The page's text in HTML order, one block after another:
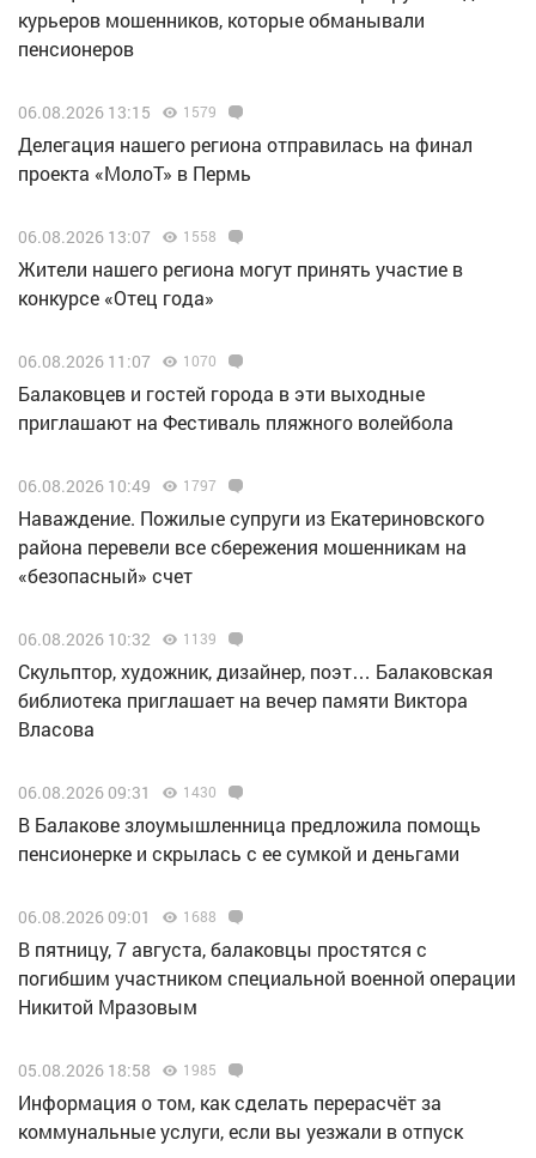
курьеров мошенников, которые обманывали
пенсионеров
06.08.2026 13:15 1579
Делегация нашего региона отправилась на финал
проекта «МолоТ» в Пермь
06.08.2026 13:07 1558
Жители нашего региона могут принять участие в
конкурсе «Отец года»
06.08.2026 11:07 1070
Балаковцев и гостей города в эти выходные
приглашают на Фестиваль пляжного волейбола
06.08.2026 10:49 1797
Наваждение. Пожилые супруги из Екатериновского
района перевели все сбережения мошенникам на
«безопасный» счет
06.08.2026 10:32 1139
Скульптор, художник, дизайнер, поэт… Балаковская
библиотека приглашает на вечер памяти Виктора
Власова
06.08.2026 09:31 1430
В Балакове злоумышленница предложила помощь
пенсионерке и скрылась с ее сумкой и деньгами
06.08.2026 09:01 1688
В пятницу, 7 августа, балаковцы простятся с
погибшим участником специальной военной операции
Никитой Мразовым
05.08.2026 18:58 1985
Информация о том, как сделать перерасчёт за
коммунальные услуги, если вы уезжали в отпуск